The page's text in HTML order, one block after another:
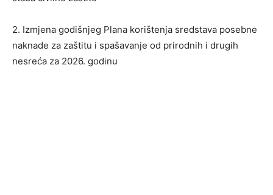
2. Izmjena godišnjeg Plana korištenja sredstava posebne
naknade za zaštitu i spašavanje od prirodnih i drugih
nesreća za 2026. godinu